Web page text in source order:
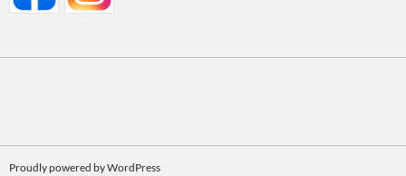
Proudly powered by WordPress